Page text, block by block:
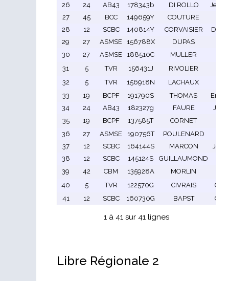
26 24 AB43 178343b DI ROLLO
27
45 BCC 149659Y COUTURE
28
12 SCBC 140814Y CORVAISIER
29
27 ASMSE 156788X DUPAS
30
27 ASMSE 188510C MULLER
31
5 TVR 156431J RIVOLIER
32
5 TVR 156918N LACHAUX
33
19 BCPF 191790S THOMAS
34
24 AB43 182327g FAURE
35
19 BCPF 137585T CORNET
36
27 ASMSE 190756T POULENARD
37
12 SCBC 164144S MARCON
38
12 SCBC 145124S GUILLAUMOND
39
42 CBM 135928A MORLIN
40
5 TVR 122570G CIVRAIS
41
12 SCBC 160730G BAPST
1 à 41 sur 41 lignes
Libre Régionale 2